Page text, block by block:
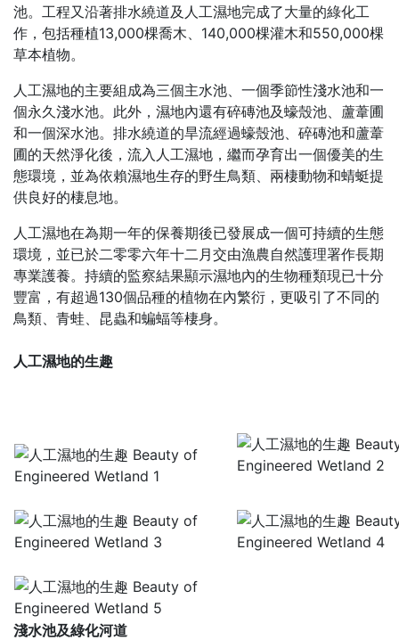
池。工程又沿著排水繞道及人工濕地完成了大量的綠化工
作 ， 包括種植13,000棵喬木、 140,000棵灌木和550,000棵
草本植物。
人工濕地的主要組成為三個主水池、一個季節性淺水池和一
個永久淺水池。此外，濕地內還有碎磚池及蠔殼池、蘆葦圃
和一個深水池。排水繞道的旱流經過蠔殼池、碎磚池和蘆葦
圃的天然淨化後，流入人工濕地，繼而孕育出一個優美的生
態環境，並為依賴濕地生存的野生鳥類、兩棲動物和蜻蜓提
供良好的棲息地。
人工濕地在為期一年的保養期後已發展成一個可持續的生態
環境 ，並已於二零零六年十二月交由漁農自然護理署作長期
專業護養。 持續的監察結果顯示濕地內的生物種類現已十分
豐富，有超過130個品種的植物在內繁衍，更吸引了不同的
鳥類、青蛙、昆蟲和蝙蝠等棲身。
人工濕地的生趣
淺水池及綠化河道